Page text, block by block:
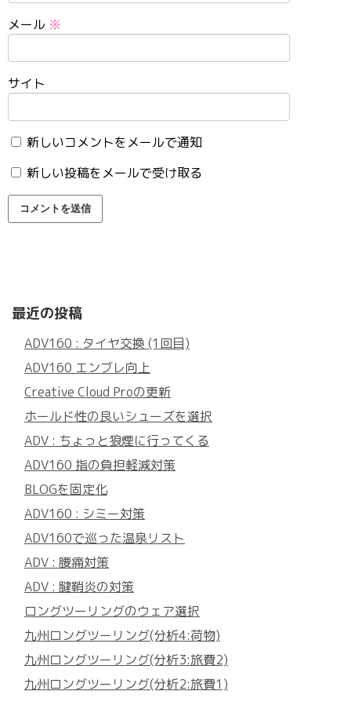
メール ※
サイト
新しいコメントをメールで通知
新しい投稿をメールで受け取る
最近の投稿
ADV160 : タイヤ交換 (1回目)
ADV160 エンブレ向上
Creative Cloud Proの更新
ホールド性の良いシューズを選択
ADV : ちょっと狼煙に行ってくる
ADV160 指の負担軽減対策
BLOGを固定化
ADV160 : シミー対策
ADV160で巡った温泉リスト
ADV : 腰痛対策
ADV : 腱鞘炎の対策
ロングツーリングのウェア選択
九州ロングツーリング(分析4:荷物)
九州ロングツーリング(分析3:旅費2)
九州ロングツーリング(分析2:旅費1)